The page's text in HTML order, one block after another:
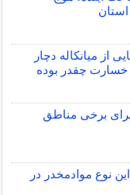
از میانکاله دچار
چقدر بوده
برخی مناطق
نوع موادمخدر در